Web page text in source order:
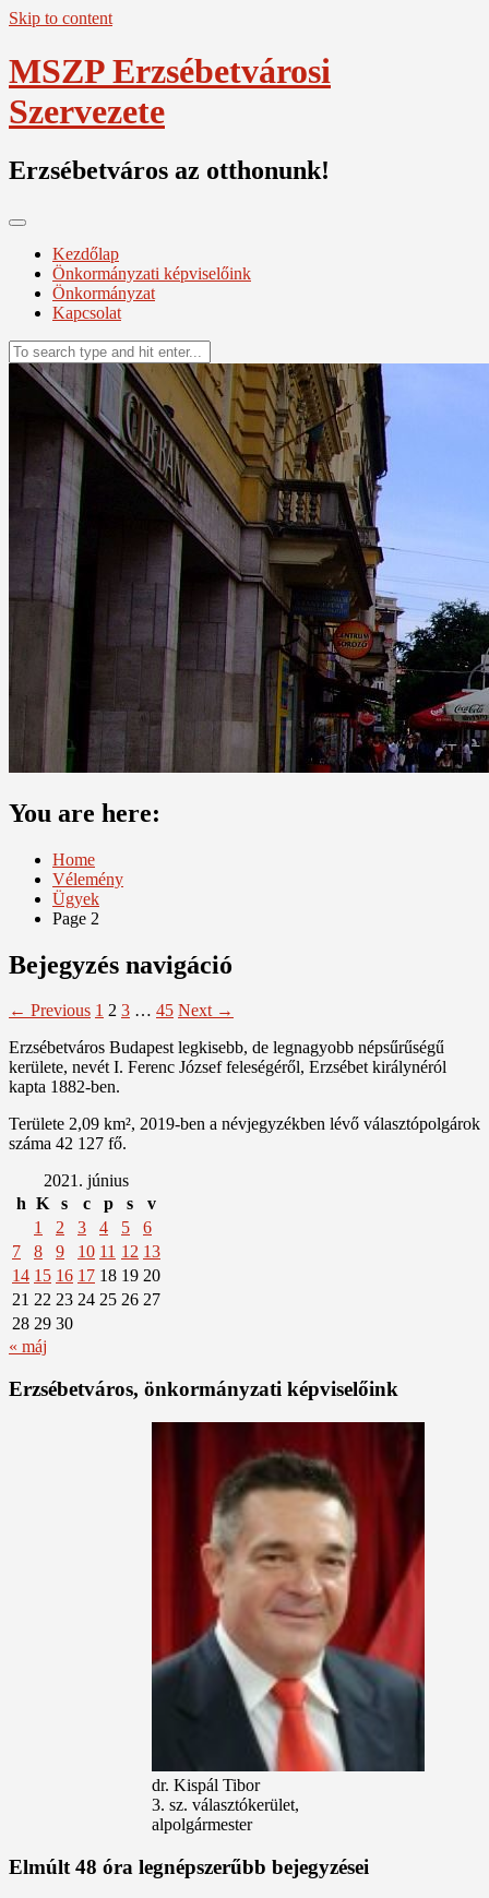
Skip to content
MSZP Erzsébetvárosi
Szervezete
Erzsébetváros az otthonunk!
Kezdőlap
Önkormányzati képviselőink
Önkormányzat
Kapcsolat
You are here:
Home
Vélemény
Ügyek
Page 2
Bejegyzés navigáció
← Previous 1 2 3 … 45 Next →
Erzsébetváros Budapest legkisebb, de legnagyobb népsűrűségű
kerülete, nevét I. Ferenc József feleségéről, Erzsébet királynéról
kapta 1882-ben.
Területe 2,09 km², 2019-ben a névjegyzékben lévő választópolgárok
száma 42 127 fő.
2021. június
h K s c p s
v
1
2 3 4 5
6
7
8 9 10 11 12 13
14 15 16 17 18 19 20
21 22 23 24 25 26 27
28 29 30
« máj
Erzsébetváros, önkormányzati képviselőink
dr. Kispál Tibor
3. sz. választókerület,
alpolgármester
Elmúlt 48 óra legnépszerűbb bejegyzései